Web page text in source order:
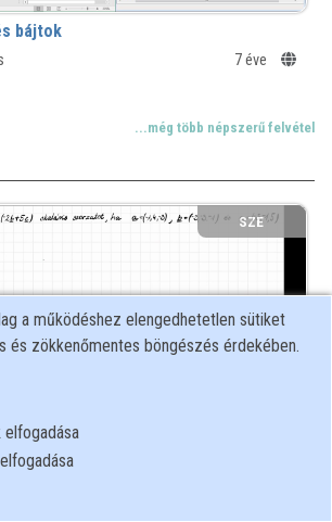
bájtok
7 éve
...még több népszerű felvétel
SZE
szorzatának kiszámítása
a működéshez elengedhetetlen sütiket
és zökkenőmentes böngészés érdekében.
elfogadása